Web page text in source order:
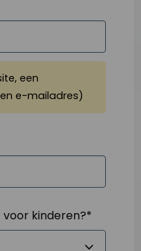
een
e-mailadres)
kinderen?*